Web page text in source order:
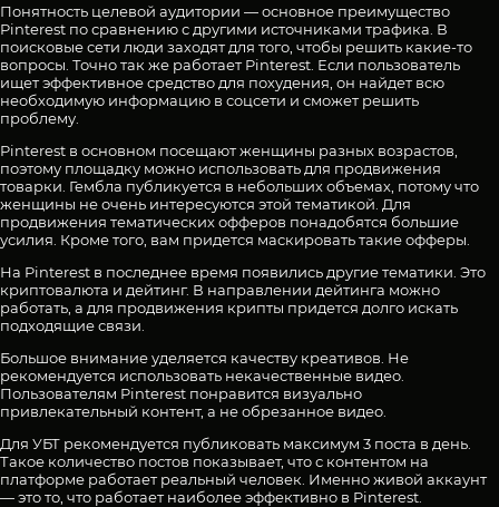
Понятность целевой аудитории — основное преимущество
Pinterest по сравнению с другими источниками трафика. В
поисковые сети люди заходят для того, чтобы решить какие-то
вопросы. Точно так же работает Pinterest. Если пользователь
ищет эффективное средство для похудения, он найдет всю
необходимую информацию в соцсети и сможет решить
проблему.
Pinterest в основном посещают женщины разных возрастов,
поэтому площадку можно использовать для продвижения
товарки. Гембла публикуется в небольших объемах, потому что
женщины не очень интересуются этой тематикой. Для
продвижения тематических офферов понадобятся большие
усилия. Кроме того, вам придется маскировать такие офферы.
На Pinterest в последнее время появились другие тематики. Это
криптовалюта и дейтинг. В направлении дейтинга можно
работать, а для продвижения крипты придется долго искать
подходящие связи.
Большое внимание уделяется качеству креативов. Не
рекомендуется использовать некачественные видео.
Пользователям Pinterest понравится визуально
привлекательный контент, а не обрезанное видео.
Для УБТ рекомендуется публиковать максимум 3 поста в день.
Такое количество постов показывает, что с контентом на
платформе работает реальный человек. Именно живой аккаунт
— это то, что работает наиболее эффективно в Pinterest.